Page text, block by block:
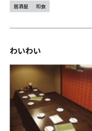
居酒屋 和食
わいわい